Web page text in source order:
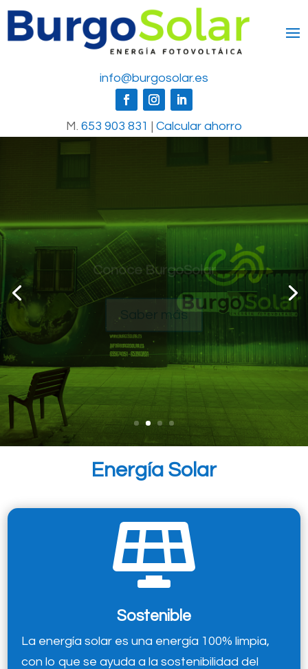
info@burgosolar.es
M. 653 903 831 | Calcular ahorro
Conoce BurgoSolar
Saber más
Energía Solar

Sostenible
La energía solar es una energía 100% limpia,
con lo que se ayuda a la sostenibilidad del